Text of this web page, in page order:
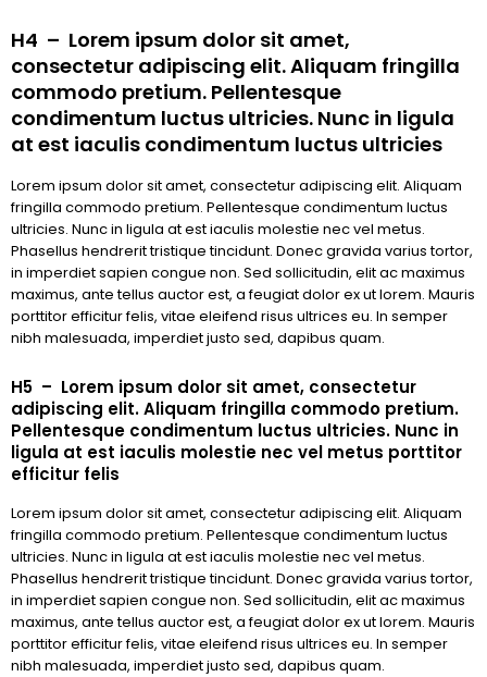
H4 – Lorem ipsum dolor sit amet,
consectetur adipiscing elit. Aliquam fringilla
commodo pretium. Pellentesque
condimentum luctus ultricies. Nunc in ligula
at est iaculis condimentum luctus ultricies
Lorem ipsum dolor sit amet, consectetur adipiscing elit. Aliquam
fringilla commodo pretium. Pellentesque condimentum luctus
ultricies. Nunc in ligula at est iaculis molestie nec vel metus.
Phasellus hendrerit tristique tincidunt. Donec gravida varius tortor,
in imperdiet sapien congue non. Sed sollicitudin, elit ac maximus
maximus, ante tellus auctor est, a feugiat dolor ex ut lorem. Mauris
porttitor efficitur felis, vitae eleifend risus ultrices eu. In semper
nibh malesuada, imperdiet justo sed, dapibus quam.
H5 – Lorem ipsum dolor sit amet, consectetur
adipiscing elit. Aliquam fringilla commodo pretium.
Pellentesque condimentum luctus ultricies. Nunc in
ligula at est iaculis molestie nec vel metus porttitor
efficitur felis
Lorem ipsum dolor sit amet, consectetur adipiscing elit. Aliquam
fringilla commodo pretium. Pellentesque condimentum luctus
ultricies. Nunc in ligula at est iaculis molestie nec vel metus.
Phasellus hendrerit tristique tincidunt. Donec gravida varius tortor,
in imperdiet sapien congue non. Sed sollicitudin, elit ac maximus
maximus, ante tellus auctor est, a feugiat dolor ex ut lorem. Mauris
porttitor efficitur felis, vitae eleifend risus ultrices eu. In semper
nibh malesuada, imperdiet justo sed, dapibus quam.